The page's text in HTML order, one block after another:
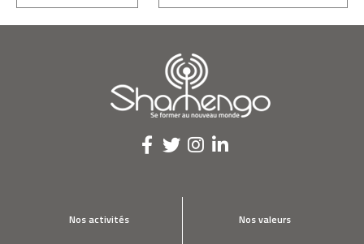
Nos activités Nos valeurs